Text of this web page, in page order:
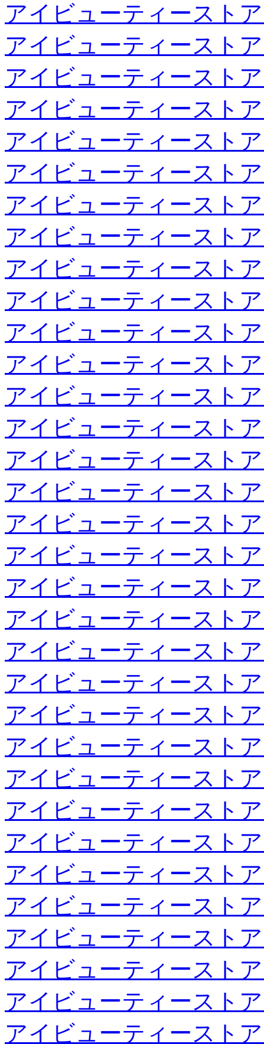
アイビューティースト
アイビューティースト
アイビューティースト
アイビューティースト
アイビューティースト
アイビューティースト
アイビューティースト
アイビューティースト
アイビューティースト
アイビューティースト
アイビューティースト
アイビューティースト
アイビューティースト
アイビューティースト
アイビューティースト
アイビューティースト
アイビューティースト
アイビューティースト
アイビューティースト
アイビューティースト
アイビューティースト
アイビューティースト
アイビューティースト
アイビューティースト
アイビューティースト
アイビューティースト
アイビューティースト
アイビューティースト
アイビューティースト
アイビューティースト
アイビューティースト
アイビューティースト
アイビューティースト